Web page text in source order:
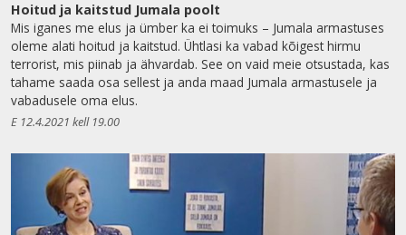
Hoitud ja kaitstud Jumala poolt
Mis iganes me elus ja ümber ka ei toimuks – Jumala armastuses
oleme alati hoitud ja kaitstud. Ühtlasi ka vabad kõigest hirmu
terrorist, mis piinab ja ähvardab. See on vaid meie otsustada, kas
tahame saada osa sellest ja anda maad Jumala armastusele ja
vabadusele oma elus.
E 12.4.2021 kell 19.00